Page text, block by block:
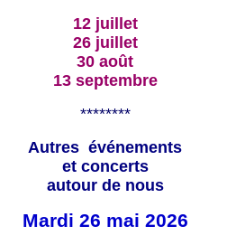
12 juillet
26 juillet
30 août
13 septembre
********
Autres événements
et concerts
autour de nous
Mardi 26 mai 2026